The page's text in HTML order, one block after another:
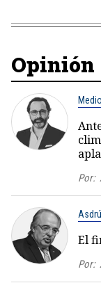
Opinión
Por:
El
Por: